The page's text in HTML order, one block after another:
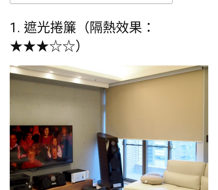
1. 遮光捲簾（隔熱效果：
★★★☆☆）